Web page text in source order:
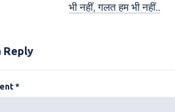
भी नहीं, गलत हम भी नहीं..
Reply
*